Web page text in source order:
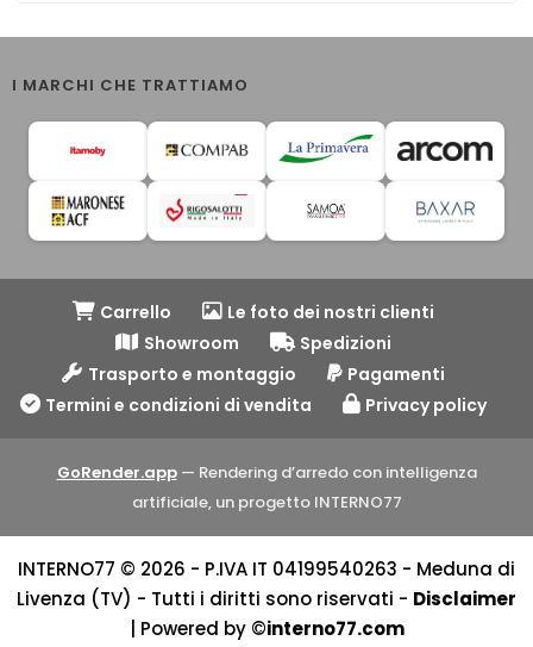
I MARCHI CHE TRATTIAMO
Carrello
Le foto dei nostri clienti
Showroom
Spedizioni
Trasporto e montaggio
Pagamenti
Termini e condizioni di vendita
Privacy policy
GoRender.app— Rendering d’arredo con intelligenza
artificiale, un progetto INTERNO77
INTERNO77 © 2026 - P.IVA IT 04199540263 - Meduna di
Livenza (TV) - Tutti i diritti sono riservati - Disclaimer
| Powered by ©interno77.com